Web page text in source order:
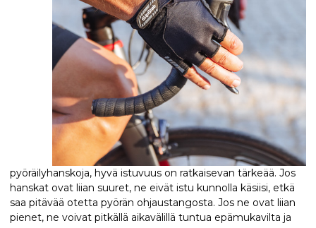
pyöräilyhanskoja, hyvä istuvuus on ratkaisevan tärkeää. Jos
hanskat ovat liian suuret, ne eivät istu kunnolla käsiisi, etkä
saa pitävää otetta pyörän ohjaustangosta. Jos ne ovat liian
pienet, ne voivat pitkällä aikavälillä tuntua epämukavilta ja